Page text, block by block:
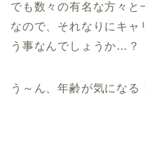
でも数々の有名な方々と
なので、それなりにキャ
う事なんでしょうか…？
う～ん、年齢が気になる